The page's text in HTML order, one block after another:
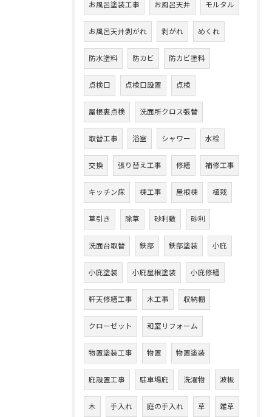
お風呂塗装工事 お風呂天井 モルタル
お風呂天井剥がれ 剥がれ めくれ
防水塗料 防カビ 防カビ塗料
点検口 点検口設置 点検
屋根裏点検 洗面所クロス張替
取替工事 浴室 シャワー 水栓
交換 張り替え工事 修繕 補修工事
キッチン床 棟工事 屋根棟 植栽
草引き 除草 砂利敷 砂利
洗面台取替 鉄部 鉄部塗装 小庇
小庇塗装 小庇屋根塗装 小庇修繕
軒天修繕工事 木工事 収納棚
クローゼット 和室リフォーム
物置塗装工事 物置 物置塗装
庇設置工事 駐車場庇 洗濯物 波板
木 手入れ 庭の手入れ 草 雑草